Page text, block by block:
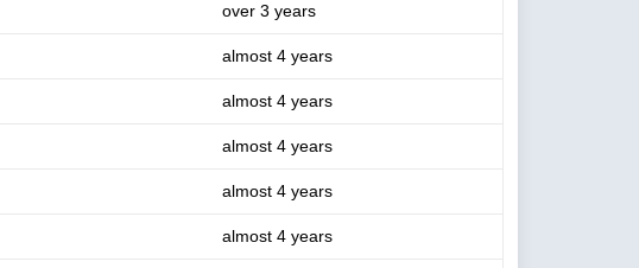
over 3 years
almost 4 years
almost 4 years
almost 4 years
almost 4 years
almost 4 years